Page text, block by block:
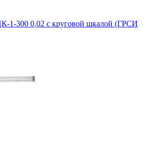
1-300 0,02 с круговой шкалой (ГРСИ